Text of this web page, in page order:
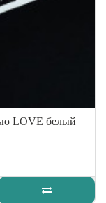
LOVE белый